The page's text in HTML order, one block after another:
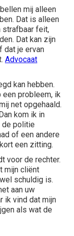
mij alleen
Dat is alleen
strafbaar feit,
Dat kan zijn
dat je ervan
Advocaat
kan hebben.
een probleem, ik
net opgehaald.
kom ik in
de politie
of een andere
een zitting.
voor de rechter.
mijn cliënt
schuldig is.
aan uw
ik vind dat mijn
als wat de